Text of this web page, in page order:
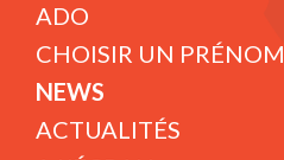
ADO
CHOISIR UN PRÉNOM
NEWS
ACTUALITÉS